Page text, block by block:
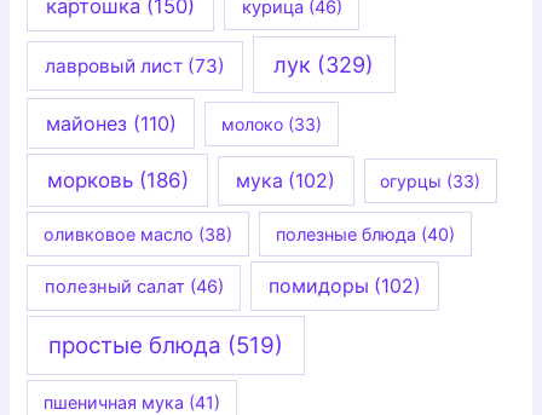
картошка (150) курица (46)
лавровый лист (73) лук (329)
майонез(110) молоко (33)
морковь(186) мука (102) огурцы (33)
оливковое масло (38) полезные блюда (40)
полезный салат(46) помидоры (102)
простые блюда (519)
пшеничная мука (41)